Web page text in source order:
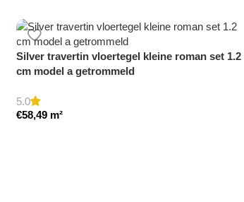
Silver travertin vloertegel kleine roman set 1.2
cm model a getrommeld
5.0
€58,49 m²